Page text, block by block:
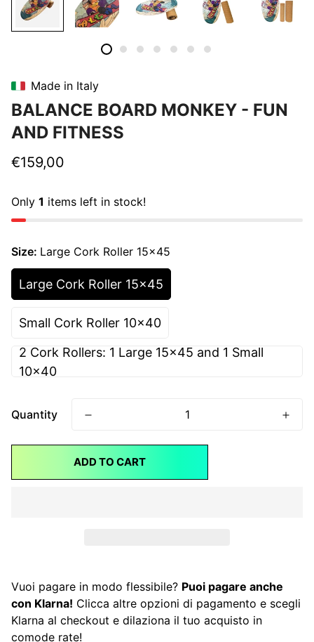
Made in Italy
BALANCE BOARD MONKEY - FUN
AND FITNESS
Regular
€159,00
Only 1 items left in stock!
Size: Large Cork Roller 15x45
Large Cork Roller 15x45
Small Cork Roller 10x40
2 Cork Rollers: 1 Large 15x45 and 1 Small
10x40
Quantity
ADD TO CART
Vuoi pagare in modo flessibile? Puoi pagare anche
con Klarna! Clicca altre opzioni di pagamento e scegli
Klarna al checkout e dilaziona il tuo acquisto in
comode rate!